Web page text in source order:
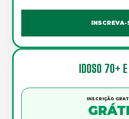
INSCREVA-
IDOSO 70+
INSCRIÇÃO